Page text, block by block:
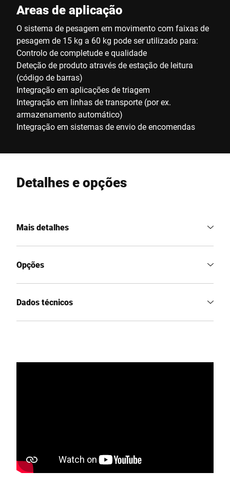
Areas de aplicação
O sistema de pesagem em movimento com faixas de
pesagem de 15 kg a 60 kg pode ser utilizado para:
Controlo de completude e qualidade
Deteção de produto através de estação de leitura
(código de barras)
Integração em aplicações de triagem
Integração em linhas de transporte (por ex.
armazenamento automático)
Integração em sistemas de envio de encomendas
Detalhes e opções
Mais detalhes
Opções
Dados técnicos